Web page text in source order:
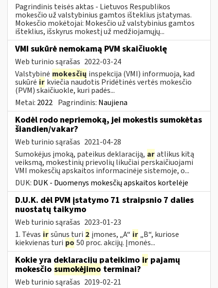
Pagrindinis teisės aktas - Lietuvos Respublikos
mokesčio už valstybinius gamtos išteklius įstatymas.
Mokesčio mokėtojai: Mokesčio už valstybinius gamtos
išteklius, išskyrus mokestį už medžiojamųjų...
VMI sukūrė nemokamą PVM skaičiuoklę
Web turinio sąrašas 2022-03-24
Valstybinė mokesčių inspekcija (VMI) informuoja, kad
sukūrė ir kviečia naudotis Pridėtinės vertės mokesčio
(PVM) skaičiuokle, kuri padės...
Metai: 2022 Pagrindinis: Naujiena
Kodėl rodo nepriemoką, jei mokestis sumokėtas
šiandien/vakar?
Web turinio sąrašas 2021-04-28
Sumokėjus įmoką, pateikus deklaraciją, aratlikus kitą
veiksmą, mokestinių prievolių likučiai perskaičiuojami
VMI mokesčių apskaitos informacinėje sistemoje, o...
DUK: DUK - Duomenys mokesčių apskaitos kortelėje
D.U.K. dėl PVM įstatymo 71 straipsnio 7 dalies
nuostatų taikymo
Web turinio sąrašas 2023-01-23
1. Tėvas irsūnus turi 2 įmones, „A“ ir„B“, kuriose
kiekvienas turi po 50 proc. akcijų. Įmonės...
Kokie yra deklaracijų pateikimo ir pajamų
mokesčio sumokėjimo terminai?
Web turinio sąrašas 2019-02-21